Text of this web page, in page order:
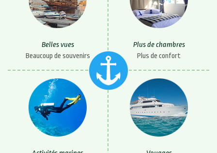
Belles vues
Beaucoup de souvenirs
Plus de chambres
Plus de confort